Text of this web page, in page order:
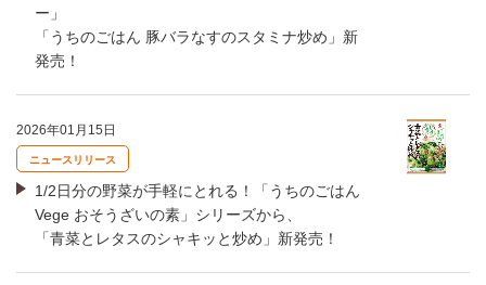
ー」
「うちのごはん 豚バラなすのスタミナ炒め」新
発売！
2026年01月15日
ニュースリリース
1/2日分の野菜が手軽にとれる！「うちのごはん
Vege おそうざいの素」シリーズから、
「青菜とレタスのシャキッと炒め」新発売！